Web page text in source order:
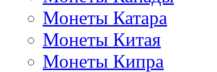
Монеты Катара
Монеты Китая
Монеты Кипра